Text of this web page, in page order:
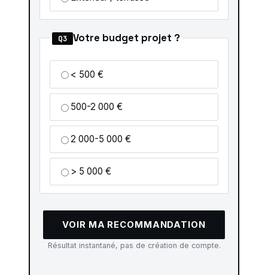
Q3 Votre budget projet ?
< 500 €
500-2 000 €
2 000-5 000 €
> 5 000 €
VOIR MA RECOMMANDATION
Résultat instantané, pas de création de compte.